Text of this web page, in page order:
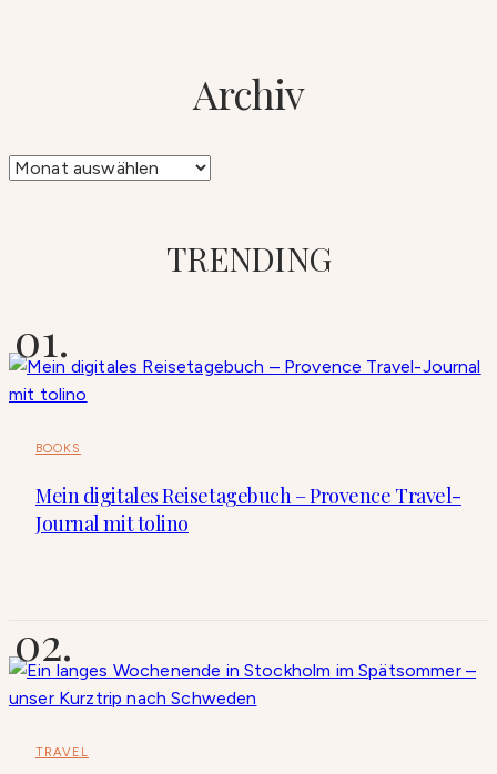
Archiv
Archiv
TRENDING
BOOKS
Mein digitales Reisetagebuch – Provence Travel-
Journal mit tolino
TRAVEL